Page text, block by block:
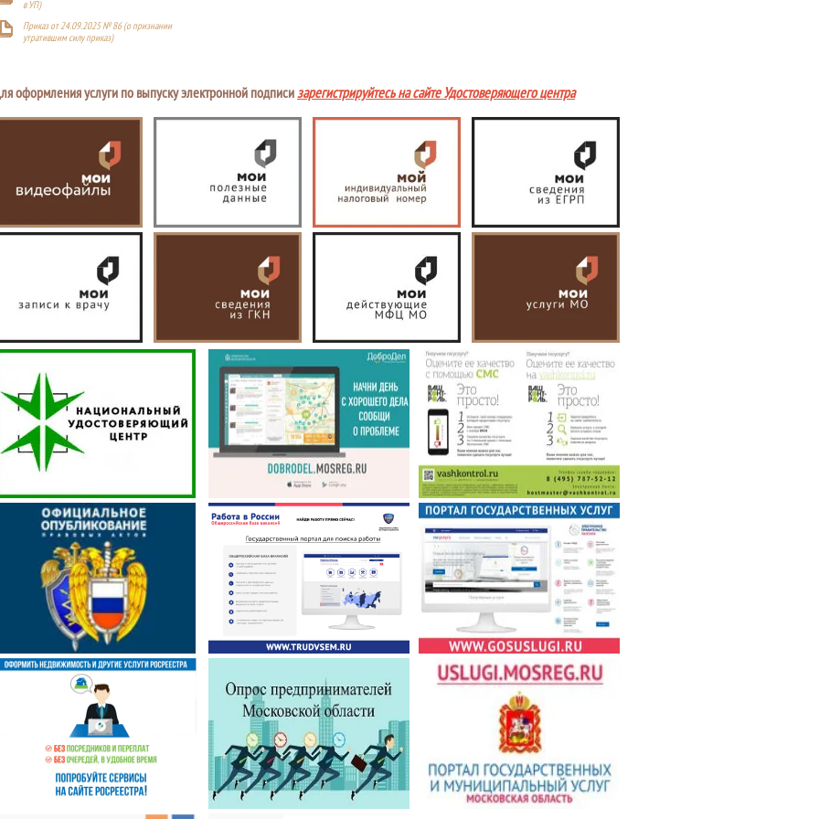
в УП)
Приказ от 24.09.2025 № 86 (о признании
утратившим силу приказ)
оформления услуги по выпуску электронной подписизарегистрируйтесь на сайте Удостоверяющего центра